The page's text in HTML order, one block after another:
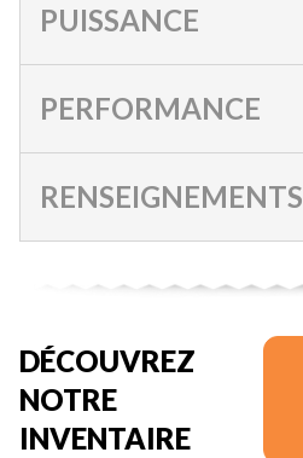
PUISSANCE
PERFORMANCE
RENSEIGNEMENTS
DÉCOUVREZ
NOTRE
INVENTAIRE